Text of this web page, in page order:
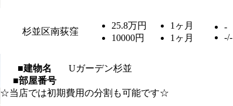
杉並区南荻窪
25.8万円
10000円
1ヶ月
1ヶ月
-
-/-
■建物名
Uガーデン杉並
■部屋番号
☆当店では初期費用の分割も可能です☆